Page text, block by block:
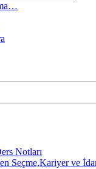
Notları
Seçme,Kariyer ve